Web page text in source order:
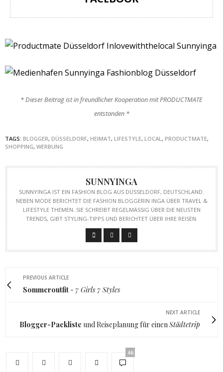
* Dieser Beitrag ist in freundlicher Kooperation mit PRODUCTMATE
entstanden *
TAGS: BLOGGER, DÜSSELDORF, HEIMAT, LIFESTYLE, LOCAL, PRODUCTMATE,
SHOPPING, WERBUNG
SUNNYINGA
SUNNYINGA IST EIN FASHION BLOG AUS DÜSSELDORF, DEUTSCHLAND.
NEBEN MODE BERICHTET DIE FASHION BLOGGERIN INGA ÜBER TRAVEL &
LIFESTYLE THEMEN. SIE SCHREIBT REGELMÄSSIG ÜBER DIE NEUSTEN T
RENDS, GIBT STYLING-TIPPS UND BERICHTET ÜBER IHRE REISEN.
PREVIOUS ARTICLE
Sommeroutfit - 7 Girls 7 Styles
NEXT ARTICLE
Blogger-Packliste und Reiseplanung für einenStädtetrip
46